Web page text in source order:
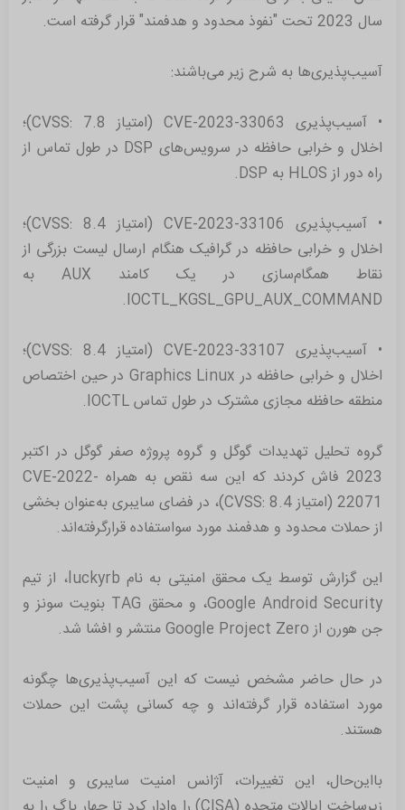
سال 2023 تحت "نفوذ محدود و هدفمند" قرار گرفته است.
آسیب‌پذیری‌ها به شرح زیر می‌باشند:
• آسیب‌پذیری CVE-2023-33063 (امتیاز CVSS: 7.8)؛
اخلال و خرابی حافظه در سرویس‌های DSP در طول تماس از
راه دور از HLOS به DSP.
• آسیب‌پذیری CVE-2023-33106 (امتیاز CVSS: 8.4)؛
اخلال و خرابی حافظه در گرافیک هنگام ارسال لیست بزرگی از
نقاط همگام‌سازی در یک کامند AUX به
IOCTL_KGSL_GPU_AUX_COMMAND.
• آسیب‌پذیری CVE-2023-33107 (امتیاز CVSS: 8.4)؛
اخلال و خرابی حافظه در Graphics Linux در حین اختصاص
منطقه حافظه مجازی مشترک در طول تماس IOCTL.
گروه تحلیل تهدیدات گوگل و گروه پروژه صفر گوگل در اکتبر
2023 فاش کردند که این سه نقص به همراه CVE-2022-
22071 (امتیاز CVSS: 8.4)، در فضای سایبری به‌عنوان بخشی
از حملات محدود و هدفمند مورد سواستفاده قرار‌گرفته‌اند.
این گزارش توسط یک محقق امنیتی به نام luckyrb، از تیم
Google Android Security، و محقق TAG بنویت سونز و
جن هورن از Google Project Zero منتشر و افشا شد.
در حال حاضر مشخص نیست که این آسیب‌پذیری‌ها چگونه
مورد استفاده قرار گرفته‌اند و چه کسانی پشت این حملات
هستند.
با‌این‌حال، این تغییرات، آژانس امنیت سایبری و امنیت